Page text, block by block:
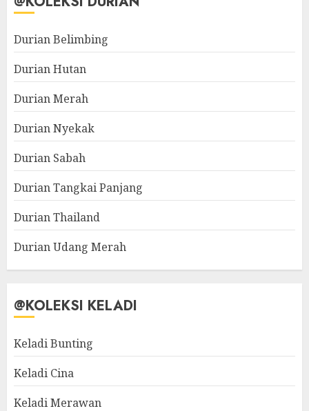
Durian Belimbing
Durian Hutan
Durian Merah
Durian Nyekak
Durian Sabah
Durian Tangkai Panjang
Durian Thailand
Durian Udang Merah
@KOLEKSI KELADI
Keladi Bunting
Keladi Cina
Keladi Merawan